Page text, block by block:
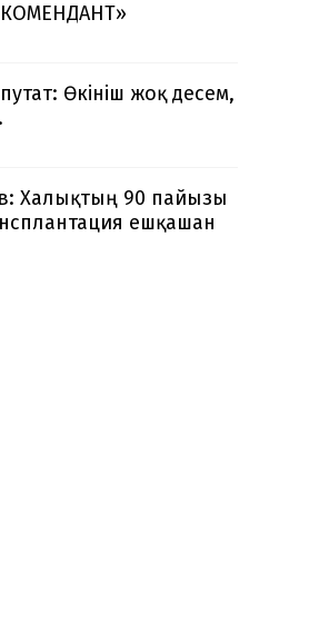
Өкініш жоқ десем,
Халықтың 90 пайызы
ешқашан